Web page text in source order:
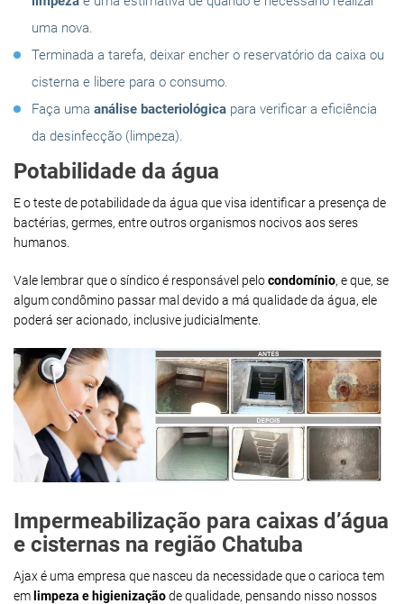
uma nova.
Terminada a tarefa, deixar encher o reservatório da caixa ou
cisterna e libere para o consumo.
Faça uma análise bacteriológica para verificar a eficiência
da desinfecção (limpeza).
Potabilidade da água
E o teste de potabilidade da água que visa identificar a presença de
bactérias, germes, entre outros organismos nocivos aos seres
humanos.
Vale lembrar que o síndico é responsável pelocondomínio, e que, se
algum condômino passar mal devido a má qualidade da água, ele
poderá ser acionado, inclusive judicialmente.
Impermeabilização para caixas d’água
e cisternas na região Chatuba
Ajax é uma empresa que nasceu da necessidade que o carioca tem
em limpeza e higienizaçãode qualidade, pensando nisso nossos